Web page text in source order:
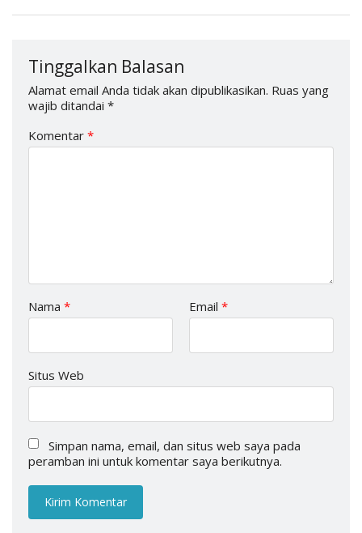
Tinggalkan Balasan
Alamat email Anda tidak akan dipublikasikan. Ruas yang
wajib ditandai *
Komentar *
Nama * Email *
Situs Web
Simpan nama, email, dan situs web saya pada
peramban ini untuk komentar saya berikutnya.